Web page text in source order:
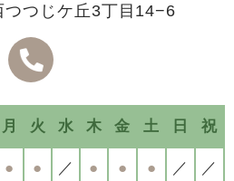
つつじケ丘3丁目14−6
月 火 水 木 金 土 日 祝
● ● ／ ● ● ● ／ ／